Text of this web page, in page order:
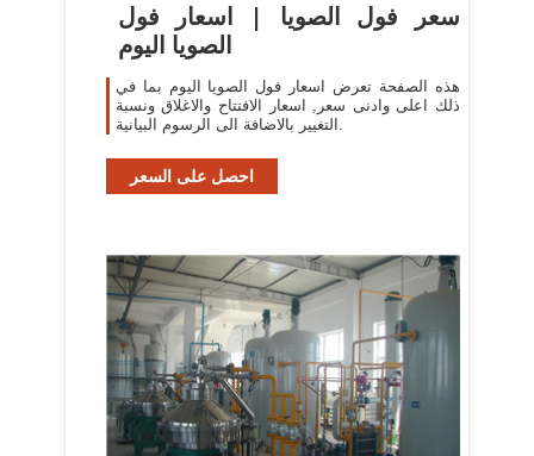
سعر فول الصويا | اسعار فول
الصويا اليوم
هذه الصفحة تعرض اسعار فول الصويا اليوم بما في
ذلك اعلى وادنى سعر, اسعار الافتتاح والاغلاق ونسبة
التغيير بالاضافة الى الرسوم البيانية.
احصل على السعر